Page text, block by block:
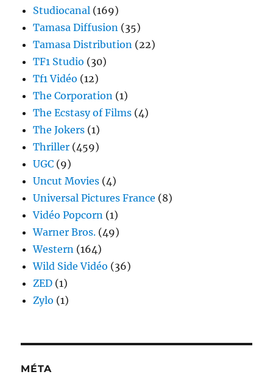
Studiocanal (169)
Tamasa Diffusion (35)
Tamasa Distribution (22)
TF1 Studio (30)
Tf1 Vidéo (12)
The Corporation (1)
The Ecstasy of Films (4)
The Jokers (1)
Thriller (459)
UGC (9)
Uncut Movies (4)
Universal Pictures France (8)
Vidéo Popcorn (1)
Warner Bros. (49)
Western (164)
Wild Side Vidéo (36)
ZED (1)
Zylo (1)
MÉTA